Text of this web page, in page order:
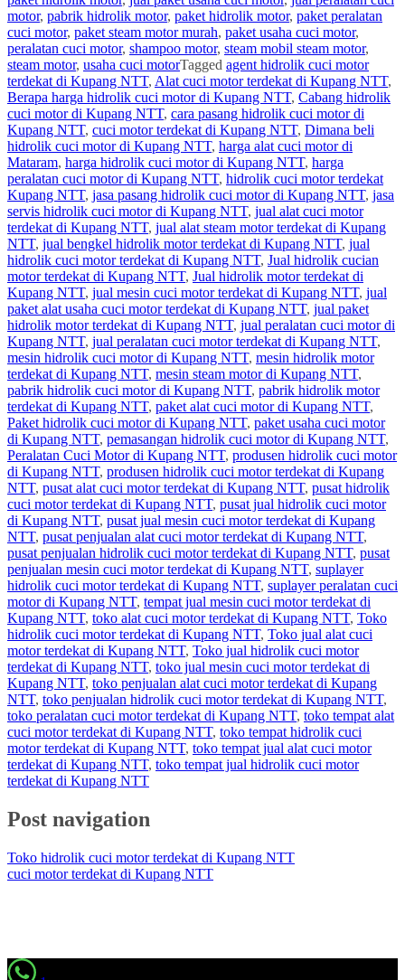
motor, pabrik hidrolik motor, paket hidrolik motor, paket peralatan
cuci motor, paket steam motor murah, paket usaha cuci motor,
peralatan cuci motor, shampoo motor, steam mobil steam motor,
steam motor, usaha cuci motorTagged agent hidrolik cuci motor
terdekat di Kupang NTT, Alat cuci motor terdekat di Kupang NTT,
Berapa harga hidrolik cuci motor di Kupang NTT, Cabang hidrolik
cuci motor di Kupang NTT, cara pasang hidrolik cuci motor di
Kupang NTT, cuci motor terdekat di Kupang NTT, Dimana beli
hidrolik cuci motor di Kupang NTT, harga alat cuci motor di
Mataram, harga hidrolik cuci motor di Kupang NTT, harga
peralatan cuci motor di Kupang NTT, hidrolik cuci motor terdekat
Kupang NTT, jasa pasang hidrolik cuci motor di Kupang NTT, jasa
servis hidrolik cuci motor di Kupang NTT, jual alat cuci motor
terdekat di Kupang NTT, jual alat steam motor terdekat di Kupang
NTT, jual bengkel hidrolik motor terdekat di Kupang NTT, jual
hidrolik cuci motor terdekat di Kupang NTT, Jual hidrolik cucian
motor terdekat di Kupang NTT, Jual hidrolik motor terdekat di
Kupang NTT, jual mesin cuci motor terdekat di Kupang NTT, jual
paket alat usaha cuci motor terdekat di Kupang NTT, jual paket
hidrolik motor terdekat di Kupang NTT, jual peralatan cuci motor di
Kupang NTT, jual peralatan cuci motor terdekat di Kupang NTT,
mesin hidrolik cuci motor di Kupang NTT, mesin hidrolik motor
terdekat di Kupang NTT, mesin steam motor di Kupang NTT,
pabrik hidrolik cuci motor di Kupang NTT, pabrik hidrolik motor
terdekat di Kupang NTT, paket alat cuci motor di Kupang NTT,
Paket hidrolik cuci motor di Kupang NTT, paket usaha cuci motor
di Kupang NTT, pemasangan hidrolik cuci motor di Kupang NTT,
Peralatan Cuci Motor di Kupang NTT, produsen hidrolik cuci motor
di Kupang NTT, produsen hidrolik cuci motor terdekat di Kupang
NTT, pusat alat cuci motor terdekat di Kupang NTT, pusat hidrolik
cuci motor terdekat di Kupang NTT, pusat jual hidrolik cuci motor
di Kupang NTT, pusat jual mesin cuci motor terdekat di Kupang
NTT, pusat penjualan alat cuci motor terdekat di Kupang NTT,
pusat penjualan hidrolik cuci motor terdekat di Kupang NTT, pusat
penjualan mesin cuci motor terdekat di Kupang NTT, suplayer
hidrolik cuci motor terdekat di Kupang NTT, suplayer peralatan cuci
motor di Kupang NTT, tempat jual mesin cuci motor terdekat di
Kupang NTT, toko alat cuci motor terdekat di Kupang NTT, Toko
hidrolik cuci motor terdekat di Kupang NTT, Toko jual alat cuci
motor terdekat di Kupang NTT, Toko jual hidrolik cuci motor
terdekat di Kupang NTT, toko jual mesin cuci motor terdekat di
Kupang NTT, toko penjualan alat cuci motor terdekat di Kupang
NTT, toko penjualan hidrolik cuci motor terdekat di Kupang NTT,
toko peralatan cuci motor terdekat di Kupang NTT, toko tempat alat
cuci motor terdekat di Kupang NTT, toko tempat hidrolik cuci
motor terdekat di Kupang NTT, toko tempat jual alat cuci motor
terdekat di Kupang NTT, toko tempat jual hidrolik cuci motor
terdekat di Kupang NTT
Post navigation
Toko hidrolik cuci motor terdekat di Kupang NTT
cuci motor terdekat di Kupang NTT